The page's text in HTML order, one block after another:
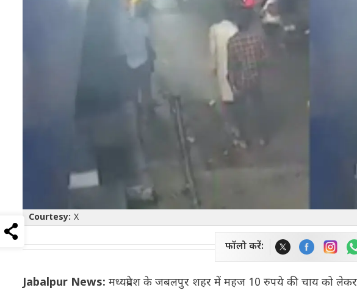
Courtesy: X
फॉलो करें:
Jabalpur News: मध्यप्रदेश के जबलपुर शहर में महज 10 रुपये की चाय को